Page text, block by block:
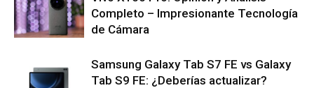
Completo – Impresionante Tecnología
de Cámara
Samsung Galaxy Tab S7 FE vs Galaxy
Tab S9 FE: ¿Deberías actualizar?